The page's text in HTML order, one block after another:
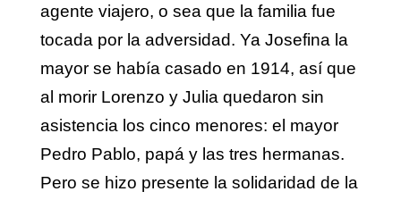
agente viajero, o sea que la familia fue
tocada por la adversidad. Ya Josefina la
mayor se había casado en 1914, así que
al morir Lorenzo y Julia quedaron sin
asistencia los cinco menores: el mayor
Pedro Pablo, papá y las tres hermanas.
Pero se hizo presente la solidaridad de la